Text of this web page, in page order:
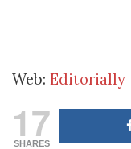
Web: Editorially
17
SHARES